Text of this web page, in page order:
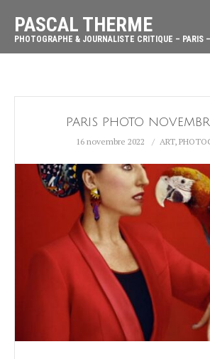
PASCAL THERME
PHOTOGRAPHE & JOURNALISTE CRITIQUE – PARIS –
PARIS PHOTO
16 novembre 2022 ART,